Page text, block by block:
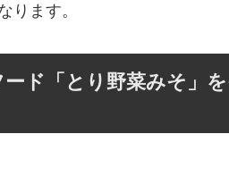
ります。
ド「とり野菜みそ」